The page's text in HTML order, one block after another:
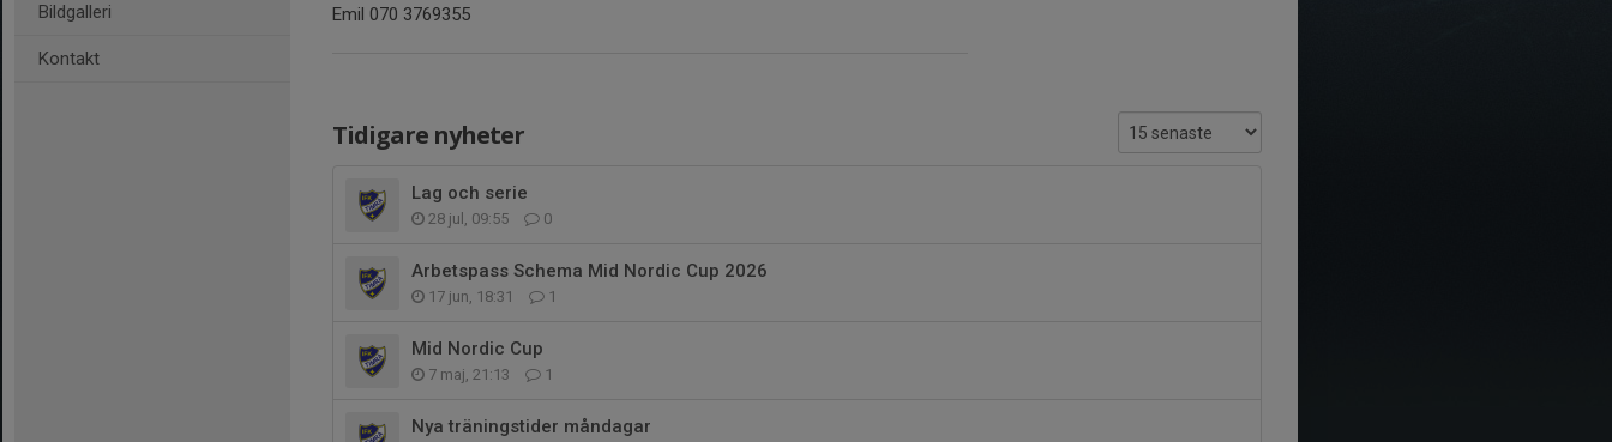
Bildgalleri
Kontakt
Emil 070 3769355
Tidigare nyheter
Lag och serie
28 jul, 09:55 0
Arbetspass Schema Mid Nordic Cup 2026
17 jun, 18:31 1
Mid Nordic Cup
7 maj, 21:13 1
Nya träningstider måndagar